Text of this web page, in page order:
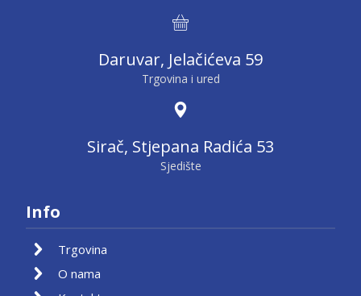
Daruvar, Jelačićeva 59
Trgovina i ured
Sirač, Stjepana Radića 53
Sjedište
Info
Trgovina
O nama